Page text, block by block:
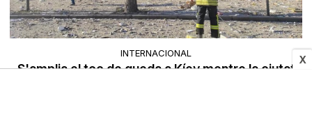
X
INTERNACIONAL
S'amplia el toc de queda a Kíev mentre la ciutat